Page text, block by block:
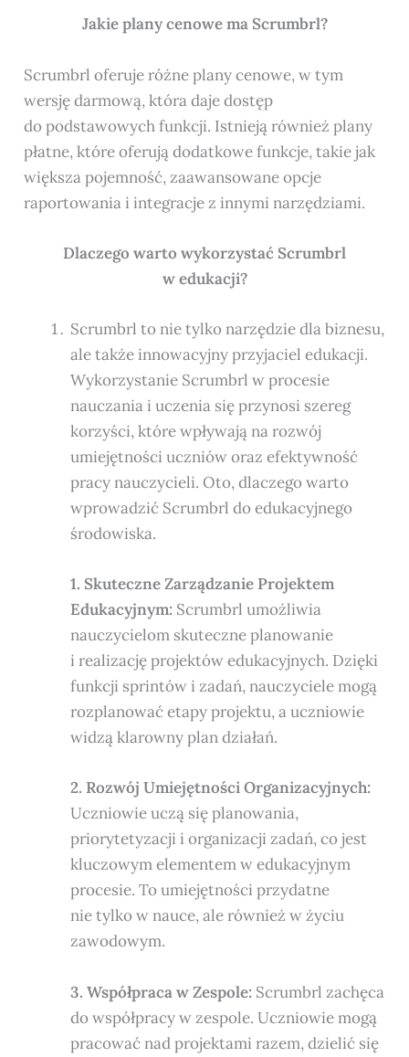
Jakie plany cenowema Scrumbrl?
Scrumbrl oferuje różne plany cenowe, w tym
wersję darmową, która daje dostęp
do podstawowych funkcji. Istnieją również plany
płatne, które oferują dodatkowe funkcje, takie jak
większa pojemność, zaawansowane opcje
raportowania i integracje z innymi narzędziami.
Dlaczego warto wykorzystać Scrumbrl
w edukacji?
Scrumbrl to nie tylko narzędzie dla biznesu,
ale także innowacyjny przyjaciel edukacji.
Wykorzystanie Scrumbrl w procesie
nauczania i uczenia się przynosi szereg
korzyści, które wpływają na rozwój
umiejętności uczniów oraz efektywność
pracy nauczycieli. Oto, dlaczego warto
wprowadzić Scrumbrl do edukacyjnego
środowiska.
1. Skuteczne Zarządzanie Projektem
Edukacyjnym: Scrumbrl umożliwia
nauczycielom skuteczne planowanie
i realizację projektów edukacyjnych. Dzięki
funkcji sprintów i zadań, nauczyciele mogą
rozplanować etapy projektu, a uczniowie
widzą klarowny plan działań.
2. Rozwój Umiejętności Organizacyjnych:
Uczniowie uczą się planowania,
priorytetyzacji i organizacji zadań, co jest
kluczowym elementem w edukacyjnym
procesie. To umiejętności przydatne
nie tylko w nauce, ale również w życiu
zawodowym.
3. Współpraca w Zespole: Scrumbrl zachęca
do współpracy w zespole. Uczniowie mogą
pracować nad projektami razem, dzielić się